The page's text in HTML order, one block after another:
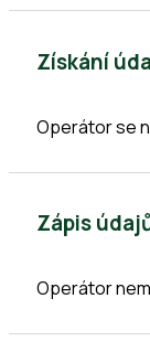
Získání
Operátor se
Zápis
Operátor